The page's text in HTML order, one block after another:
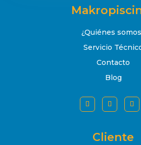
¿Quiénes
Servicio
Contacto
Blog
Cliente